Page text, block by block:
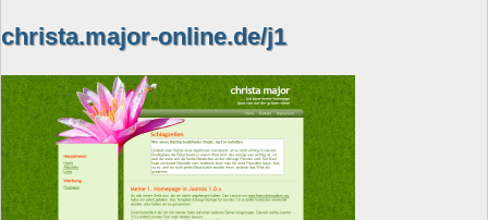
christa.major-online.de/j1